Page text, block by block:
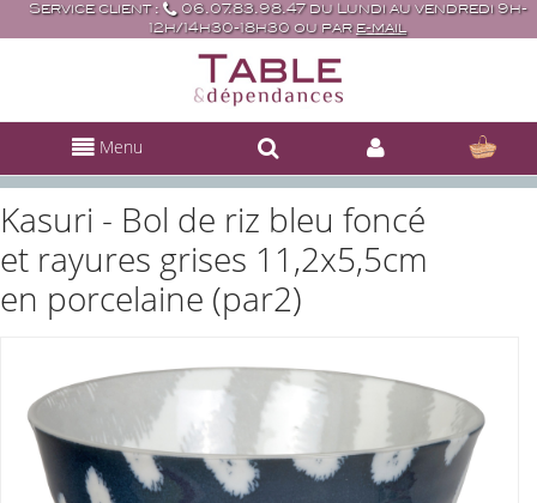
Service client :
06.07.83.98.47 du Lundi au vendredi 9h-
12h/14h30-18h30 ou par e-mail
Menu
Kasuri - Bol de riz bleu foncé
et rayures grises 11,2x5,5cm
en porcelaine (par2)